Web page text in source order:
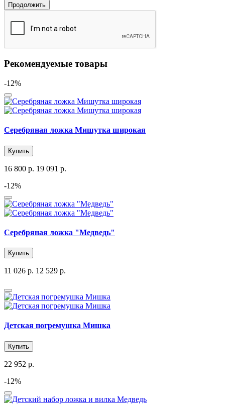
Продолжить
Рекомендуемые товары
-12%
Серебряная ложка Мишутка широкая
Купить
16 800 р. 19 091 р.
-12%
Серебряная ложка "Медведь"
Купить
11 026 р. 12 529 р.
Детская погремушка Мишка
Купить
22 952 р.
-12%